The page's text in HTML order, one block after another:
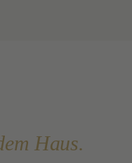
Haus.